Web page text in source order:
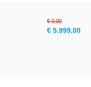
€ 0,00
€ 5.999,00